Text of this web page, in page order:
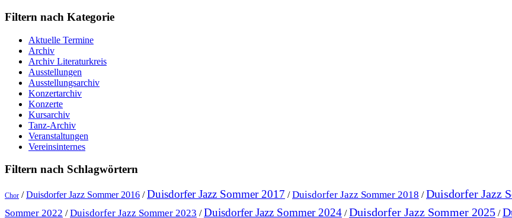
Filtern nach Kategorie
Aktuelle Termine
Archiv
Archiv Literaturkreis
Ausstellungen
Ausstellungsarchiv
Konzertarchiv
Konzerte
Kursarchiv
Tanz-Archiv
Veranstaltungen
Vereinsinternes
Filtern nach Schlagwörtern
Chor /Duisdorfer Jazz Sommer 2016 /Duisdorfer Jazz Sommer 2017 /Duisdorfer Jazz Sommer 2018 /Duisdorfer Jazz
Sommer 2022 /Duisdorfer Jazz Sommer 2023 /Duisdorfer Jazz Sommer 2024 /Duisdorfer Jazz Sommer 2025 /